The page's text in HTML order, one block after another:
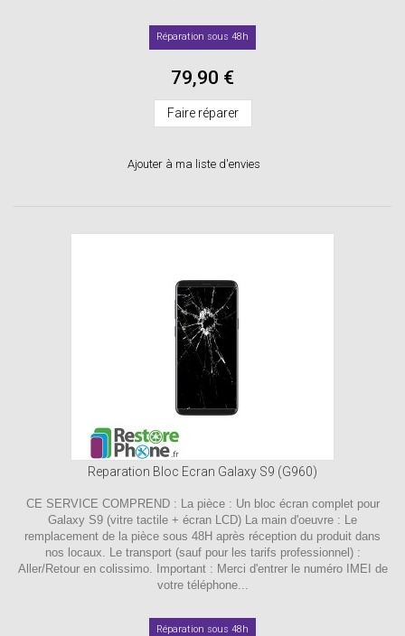
Réparation sous 48h
79,90 €
Faire réparer
Ajouter à ma liste d'envies
Reparation Bloc Ecran Galaxy S9 (G960)
CE SERVICE COMPREND : La pièce : Un bloc écran complet pour
Galaxy S9 (vitre tactile + écran LCD) La main d'oeuvre : Le
remplacement de la pièce sous 48H après réception du produit dans
nos locaux. Le transport (sauf pour les tarifs professionnel) :
Aller/Retour en colissimo. Important : Merci d'entrer le numéro IMEI de
votre téléphone...
Réparation sous 48h